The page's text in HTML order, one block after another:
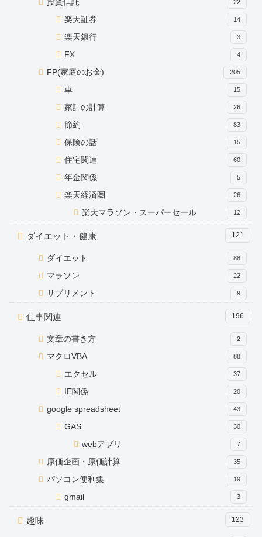
投資信託 22
楽天証券 14
楽天銀行 3
FX 4
FP(家庭のお金) 205
車 15
家計の計算 26
節約 83
保険の話 15
住宅関連 60
年金関係 5
楽天経済圏 26
楽天マラソン・スーパーセール 12
ダイエット・健康 121
ダイエット 88
マラソン 22
サプリメント 9
仕事関連 196
文章の書き方 2
マクロVBA 88
エクセル 37
IE関係 20
google spreadsheet 43
GAS 30
webアプリ 7
原価企画・原価計算 35
パソコン便利集 19
gmail 3
趣味 123